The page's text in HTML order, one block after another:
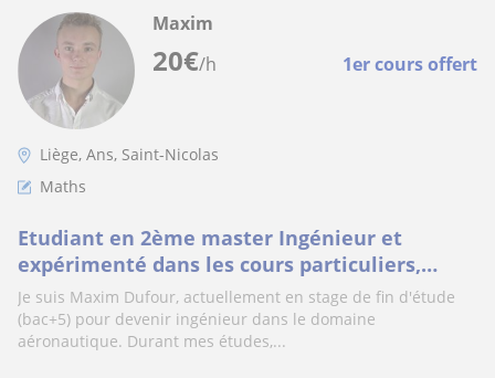
20€/h 1er cours offert
Maxim
Liège, Ans, Saint-Nicolas
Maths
Etudiant en 2ème master Ingénieur et
expérimenté dans les cours particuliers,
enseigne les Mathématiques et la Physique-
Chimie
Je suis Maxim Dufour, actuellement en stage de fin d'étude
(bac+5) pour devenir ingénieur dans le domaine
aéronautique. Durant mes études,...